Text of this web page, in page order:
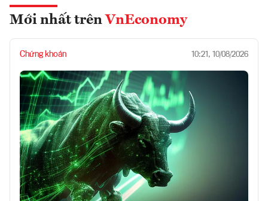
Mới nhất trên VnEconomy
Chứng khoán 10:21, 10/08/2026